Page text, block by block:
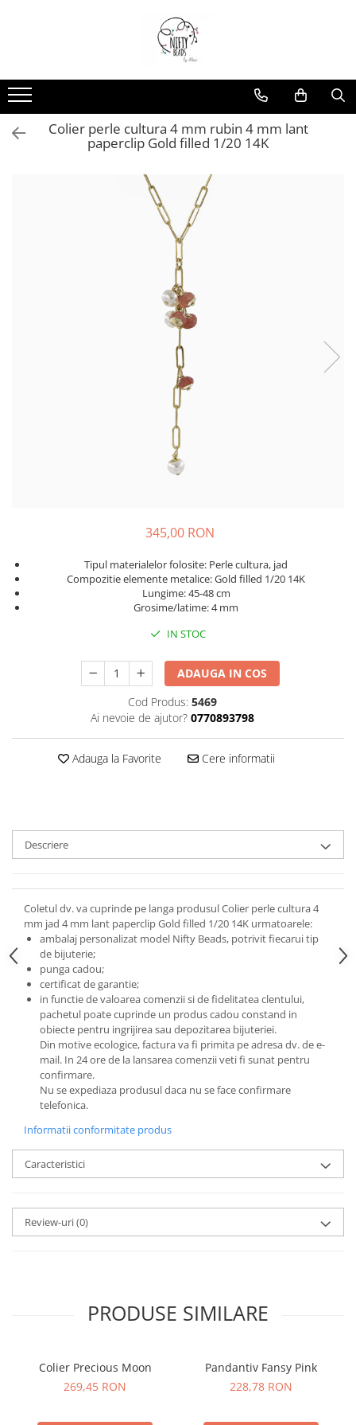
Colier perle cultura 4 mm rubin 4 mm lant
paperclip Gold filled 1/20 14K
345,00 RON
Tipul materialelor folosite: Perle cultura, jad
Compozitie elemente metalice: Gold filled 1/20 14K
Lungime: 45-48 cm
Grosime/latime: 4 mm
IN STOC
ADAUGA IN COS
Cod Produs: 5469
Ai nevoie de ajutor? 0770893798
Adauga la Favorite Cere informatii
Descriere
Coletul dv. va cuprinde pe langa produsul Colier perle cultura 4
mm jad 4 mm lant paperclip Gold filled 1/20 14K urmatoarele:
ambalaj personalizat model Nifty Beads, potrivit fiecarui tip
de bijuterie;
punga cadou;
certificat de garantie;
in functie de valoarea comenzii si de fidelitatea clentului,
pachetul poate cuprinde un produs cadou constand in
obiecte pentru ingrijirea sau depozitarea bijuteriei.
Din motive ecologice, factura va fi primita pe adresa dv. de e-
mail. In 24 ore de la lansarea comenzii veti fi sunat pentru
confirmare.
Nu se expediaza produsul daca nu se face confirmare
telefonica.
Informatii conformitate produs
Caracteristici
Review-uri(0)
PRODUSE SIMILARE
Colier Precious Moon
269,45 RON
Pandantiv Fansy Pink
228,78 RON